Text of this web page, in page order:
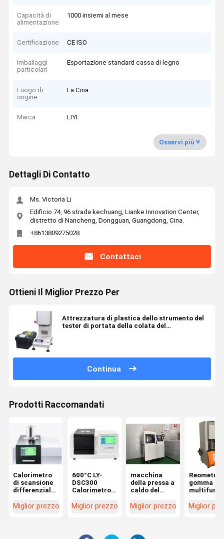
Capacità di
alimentazione
1000 insiemi al mese
Certificazione CE ISO
Imballaggi
particolari
Esportazione standard cassa di legno
Luogo di
origine
La Cina
Marca LIYI
Osservi più
Dettagli Di Contatto
Ms. Victoria Li
Edificio 74, 96 strada kechuang, Lianke Innovation Center,
distretto di Nancheng, Dongguan, Guangdong, Cina.
+8613809275028
Contattaci
Ottieni Il Miglior Prezzo Per
Attrezzatura di plastica dello strumento del
tester di portata della colata del
Continua
Prodotti Raccomandati
Calorimetro
di scansione
differenziale
Temperatura
Miglior prezzo
600°C LY-
DSC300
Calorimetro
differenziale
Miglior prezzo
macchina
della pressa a
caldo del
del piccolo
plastica
Miglior prezzo
Reometro
gomma
di
Miglior